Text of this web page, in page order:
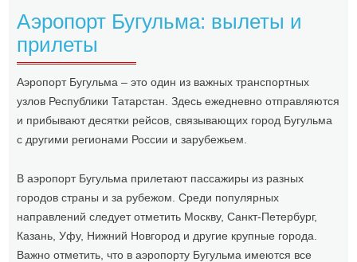
Аэропорт Бугульма: вылеты и
прилеты
Аэропорт Бугульма – это один из важных транспортных
узлов Республики Татарстан. Здесь ежедневно отправляются
и прибывают десятки рейсов, связывающих город Бугульма
с другими регионами России и зарубежьем.
В аэропорт Бугульма прилетают пассажиры из разных
городов страны и за рубежом. Среди популярных
направлений следует отметить Москву, Санкт-Петербург,
Казань, Уфу, Нижний Новгород и другие крупные города.
Важно отметить, что в аэропорту Бугульма имеются все